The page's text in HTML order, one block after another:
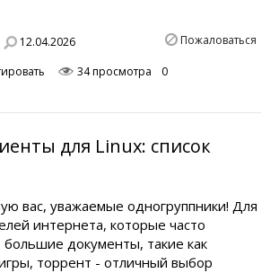
12.04.2026 Пожаловаться
34 просмотра 0
для Linux: список
вас, уважаемые одногруппники! Для
интернета, которые часто
большие документы, такие как
торрент - отличный выбор